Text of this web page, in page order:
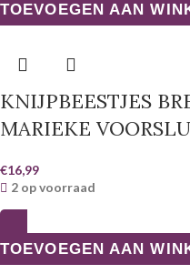
TOEVOEGEN AAN
KNIJPBEESTJES
MARIEKE
€16,99
2 op voorraad
TOEVOEGEN AAN